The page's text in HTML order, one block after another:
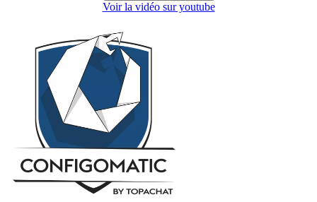
Voir la vidéo sur youtube